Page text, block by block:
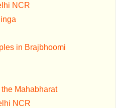
NCR
in Brajbhoomi
Mahabharat
NCR